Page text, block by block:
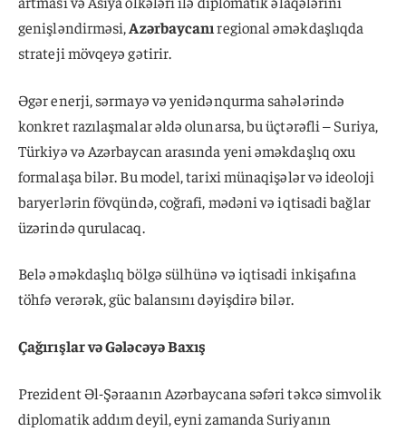
genişləndirməsi,Azərbaycanıregional əməkdaşlıqda
strateji mövqeyə gətirir.
Əgər enerji, sərmayə və yenidənqurma sahələrində
konkret razılaşmalar əldə olunarsa, bu üçtərəfli – Suriya,
Türkiyə və Azərbaycan arasında yeni əməkdaşlıq oxu
formalaşa bilər. Bu model, tarixi münaqişələr və ideoloji
baryerlərin fövqündə, coğrafi, mədəni və iqtisadi bağlar
üzərində qurulacaq.
Belə əməkdaşlıq bölgə sülhünə və iqtisadi inkişafına
töhfə verərək, güc balansını dəyişdirə bilər.
Çağırışlar və Gələcəyə Baxış
Prezident Əl-Şəraanın Azərbaycana səfəri təkcə simvolik
diplomatik addım deyil, eyni zamanda Suriyanın